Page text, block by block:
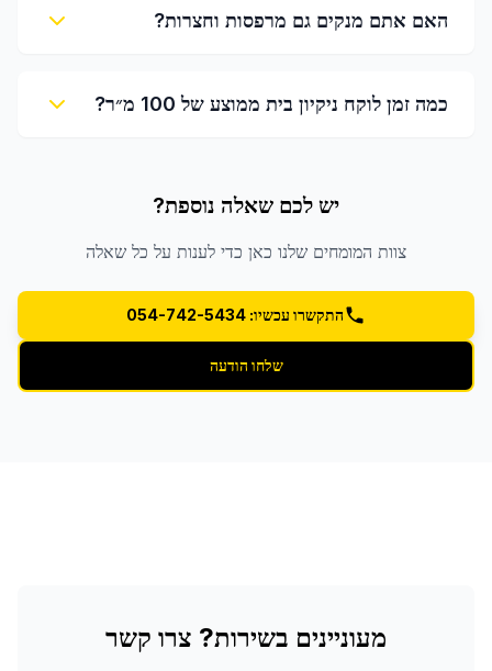
האם אתם מנקים גם מרפסות וחצרות?
כמה זמן לוקח ניקיון בית ממוצע של 100 מ״ר?
יש לכם שאלה נוספת?
צוות המומחים שלנו כאן כדי לענות על כל שאלה
התקשרו עכשיו: 054-742-5434
שלחו הודעה
מעוניינים בשירות? צרו קשר